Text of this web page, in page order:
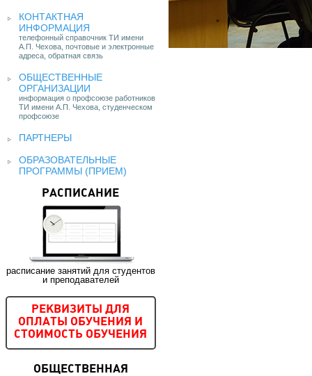
КОНТАКТНАЯ
ИНФОРМАЦИЯ
телефонный справочник ТИ имени
А.П. Чехова, почтовые и электронные
адреса, обратная связь
ОБЩЕСТВЕННЫЕ
ОРГАНИЗАЦИИ
информация о профсоюзе работников
ТИ имени А.П. Чехова, студенческом
профсоюзе
ПАРТНЕРЫ
ОБРАЗОВАТЕЛЬНЫЕ
ПРОГРАММЫ (ПРИЕМ)
РАСПИСАНИЕ
расписание занятий для студентов
и преподавателей
РЕКВИЗИТЫ ДЛЯ
ОПЛАТЫ ОБУЧЕНИЯ И
СТОИМОСТЬ ОБУЧЕНИЯ
ОБЩЕСТВЕННАЯ